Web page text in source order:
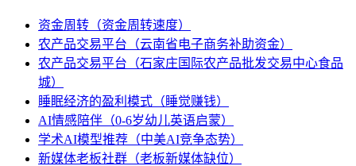
资金周转（资金周转速度）
农产品交易平台（云南省电子商务补助资金）
农产品交易平台（石家庄国际农产品批发交易中心食品
城）
睡眠经济的盈利模式（睡觉赚钱）
AI情感陪伴（0-6岁幼儿英语启蒙）
学术AI模型推荐（中美AI竞争态势）
新媒体老板社群（老板新媒体缺位）